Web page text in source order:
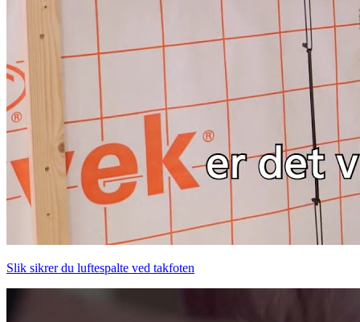
Slik sikrer du luftespalte ved takfoten